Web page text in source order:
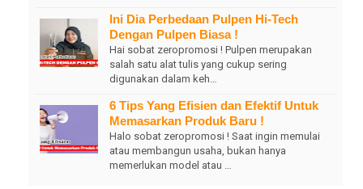
Ini Dia Perbedaan Pulpen Hi-Tech
Dengan Pulpen Biasa !
Hai sobat zeropromosi ! Pulpen merupakan
salah satu alat tulis yang cukup sering
digunakan dalam keh…
6 Tips Yang Efisien dan Efektif Untuk
Memasarkan Produk Baru !
Halo sobat zeropromosi ! Saat ingin memulai
atau membangun usaha, bukan hanya
memerlukan model atau …